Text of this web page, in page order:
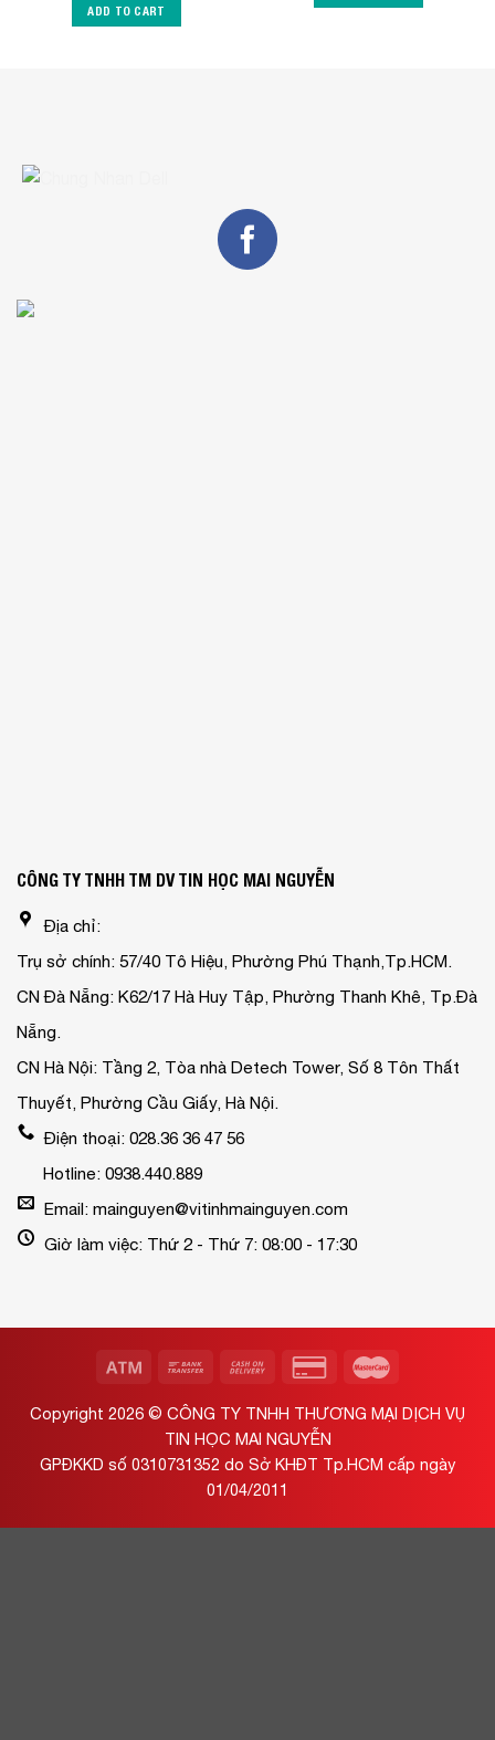
ADD TO CART
CÔNG TY TNHH TM DV TIN HỌC MAI NGUYỄN
Địa chỉ:
Trụ sở chính: 57/40 Tô Hiệu, Phường Phú Thạnh,Tp.HCM.
CN Đà Nẵng: K62/17 Hà Huy Tập, Phường Thanh Khê, Tp.Đà
Nẵng.
CN Hà Nội: Tầng 2, Tòa nhà Detech Tower, Số 8 Tôn Thất
Thuyết, Phường Cầu Giấy, Hà Nội.
Điện thoại: 028.36 36 47 56
Hotline: 0938.440.889
Email: mainguyen@vitinhmainguyen.com
Giờ làm việc: Thứ 2 - Thứ 7: 08:00 - 17:30
Copyright 2026 © CÔNG TY TNHH THƯƠNG MẠI DỊCH VỤ
TIN HỌC MAI NGUYỄN
GPĐKKD số 0310731352 do Sở KHĐT Tp.HCM cấp ngày
01/04/2011